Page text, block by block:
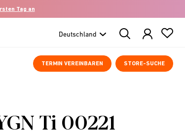
Tag an
Search
Products
TERMIN VEREINBAREN STORE-SUCHE
Ti 00221